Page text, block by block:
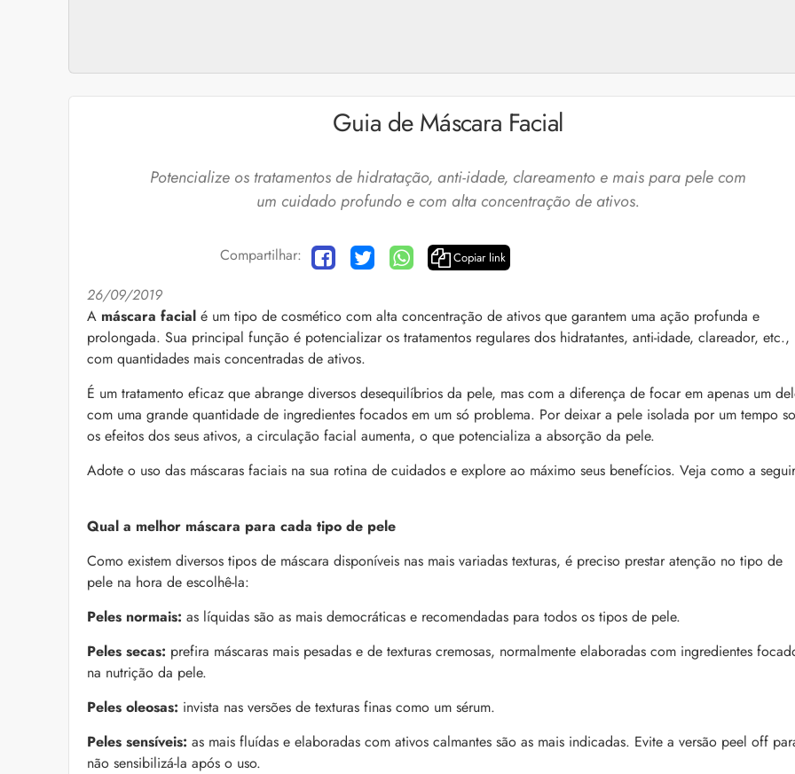
Guia de Máscara Facial
Potencialize os tratamentos de hidratação, anti-idade, clareamento e mais para pele com
um cuidado profundo e com alta concentração de ativos.
Compartilhar: Copiar link
26/09/2019
A máscara facial é um tipo de cosmético com alta concentração de ativos que garantem uma ação profunda e
prolongada. Sua principal função é potencializar os tratamentos regulares dos hidratantes, anti-idade, clareador, etc.,
com quantidades mais concentradas de ativos.
É um tratamento eficaz que abrange diversos desequilíbrios da pele, mas com a diferença de focar em apenas um
com uma grande quantidade de ingredientes focados em um só problema. Por deixar a pele isolada por um tempo
os efeitos dos seus ativos, a circulação facial aumenta, o que potencializa a absorção da pele.
Adote o uso das máscaras faciais na sua rotina de cuidados e explore ao máximo seus benefícios. Veja como a
Qual a melhor máscara para cada tipo de pele
Como existem diversos tipos de máscara disponíveis nas mais variadas texturas, é preciso prestar atenção no tipo de
pele na hora de escolhê-la:
Peles normais: as líquidas são as mais democráticas e recomendadas para todos os tipos de pele.
Peles secas: prefira máscaras mais pesadas e de texturas cremosas, normalmente elaboradas com ingredientes
na nutrição da pele.
Peles oleosas: invista nas versões de texturas finas como um sérum.
Peles sensíveis: as mais fluídas e elaboradas com ativos calmantes são as mais indicadas. Evite a versão peel off
não sensibilizá-la após o uso.
Cuidados com a barba: 4 dicas e produtos
O expert Willy Morales revela 5 cuidados com a
barba para você incluir no dia a dia. Veja quais
as recomendações do barbeiro
Queda de cabelo masculina: causas,
e mais
minimizá-lo. Descubra como, aqui!
Foliculite: o que é, como tratar e mais
pode trazer muitos incômodos. Saiba como tratá-
la com essas dicas!
Bond Repair: o que é a tecnologia e como
Com proposta de reparação profunda,
como Bond Repair age nos cabelos
saiba como incluir a tecnologia na rotina